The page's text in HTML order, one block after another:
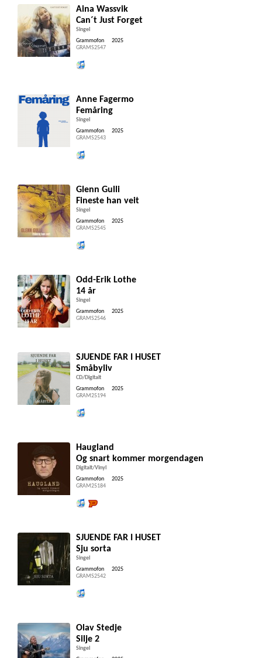
Aina Wassvik
Can´t Just Forget
Singel
Grammofon
GRAMS2547
2025
Anne Fagermo
Femåring
Singel
Grammofon
GRAMS2543
2025
Glenn Gulli
Fineste han veit
Singel
Grammofon
GRAMS2545
2025
Odd-Erik Lothe
14 år
Singel
Grammofon
GRAMS2546
2025
SJUENDE FAR I HUSET
Småbyliv
CD/Digitalt
Grammofon
GRAM25194
2025
Haugland
Og snart kommer morgendagen
Digitalt/Vinyl
Grammofon
GRAM25184
2025
Lytt og kjøp iTunes
SJUENDE FAR I HUSET
Sju sorta
Singel
Grammofon
GRAMS2542
2025
Olav Stedje
Silje 2
Singel